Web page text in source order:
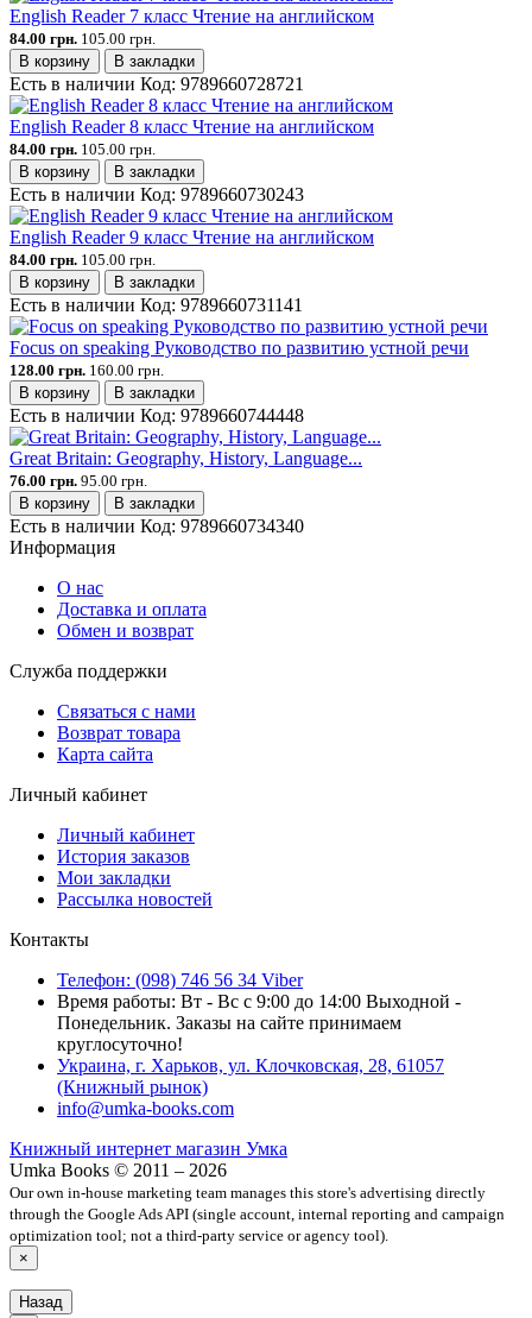
English Reader 7 класс Чтение на английском
84.00 грн. 105.00 грн.
В корзину
В закладки
Есть в наличии Код: 9789660728721
English Reader 8 класс Чтение на английском
84.00 грн. 105.00 грн.
В корзину
В закладки
Есть в наличии Код: 9789660730243
English Reader 9 класс Чтение на английском
84.00 грн. 105.00 грн.
В корзину
В закладки
Есть в наличии Код: 9789660731141
Focus on speaking Руководство по развитию устной речи
128.00 грн. 160.00 грн.
В корзину
В закладки
Есть в наличии Код: 9789660744448
Great Britain: Geography, History, Language...
76.00 грн. 95.00 грн.
В корзину
В закладки
Есть в наличии Код: 9789660734340
Информация
О нас
Доставка и оплата
Обмен и возврат
Служба поддержки
Связаться с нами
Возврат товара
Карта сайта
Личный кабинет
Личный кабинет
История заказов
Мои закладки
Рассылка новостей
Контакты
Телефон: (098) 746 56 34 Viber
Время работы: Вт - Вс с 9:00 до 14:00 Выходной -
Понедельник. Заказы на сайте принимаем
круглосуточно!
Украина, г. Харьков, ул. Клочковская, 28, 61057
(Книжный рынок)
info@umka-books.com
Книжный интернет магазин Умка
Umka Books © 2011 – 2026
Our own in-house marketing team manages this store's advertising directly
through the Google Ads API (single account, internal reporting and campaign
optimization tool; not a third-party service or agency tool).
×
Назад